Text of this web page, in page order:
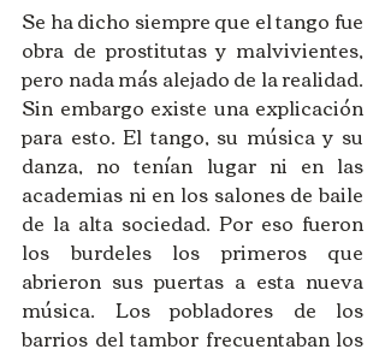
Se ha dicho siempre que el tango fue
obra de prostitutas y malvivientes,
pero nada más alejado de la realidad.
Sin embargo existe una explicación
para esto. El tango, su música y su
danza, no tenían lugar ni en las
academias ni en los salones de baile
de la alta sociedad. Por eso fueron
los burdeles los primeros que
abrieron sus puertas a esta nueva
música. Los pobladores de los
barrios del tambor frecuentaban los